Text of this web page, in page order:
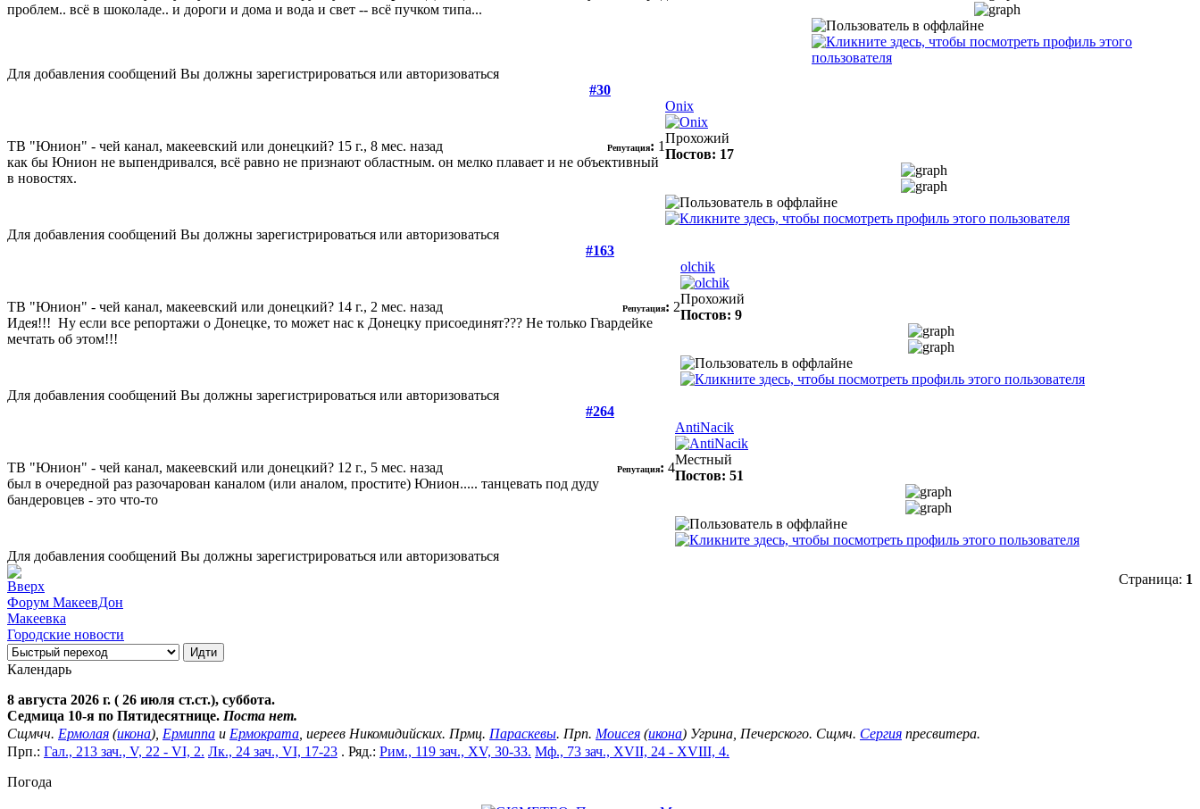
проблем.. всё в шоколаде.. и дороги и дома и вода и свет -- всё пучком типа...
Для добавления сообщений Вы должны зарегистрироваться или авторизоваться
#30
ТВ "Юнион" - чей канал, макеевский или донецкий? 15 г., 8 мес. назад Репутация: 1
как бы Юнион не выпендривался, всё равно не признают областным. он мелко плавает и не объективный
в новостях.
Onix
Прохожий
Постов: 17
Для добавления сообщений Вы должны зарегистрироваться или авторизоваться
#163
ТВ "Юнион" - чей канал, макеевский или донецкий? 14 г., 2 мес. назад Репутация: 2
Идея!!! Ну если все репортажи о Донецке, то может нас к Донецку присоединят??? Не только Гвардейке
мечтать об этом!!!
olchik
Прохожий
Постов: 9
Для добавления сообщений Вы должны зарегистрироваться или авторизоваться
#264
ТВ "Юнион" - чей канал, макеевский или донецкий? 12 г., 5 мес. назад Репутация: 4
был в очередной раз разочарован каналом (или аналом, простите) Юнион..... танцевать под дуду
бандеровцев - это что-то
AntiNacik
Местный
Постов: 51
Для добавления сообщений Вы должны зарегистрироваться или авторизоваться
Страница: 1
Форум МакеевДон
Макеевка
Городские новости
Календарь
8 августа 2026 г. ( 26 июля ст.ст.), суббота.
Седмица 10-я по Пятидесятнице. Поста нет.
Сщмчч. Ермолая (икона), Ермиппа и Ермократа , иереев Никомидийских. Прмц. Параскевы. Прп. Моисея (икона) Угрина, Печерского. Сщмч. Сергия пресвитера.
Прп.: Гал., 213 зач., V, 22 - VI, 2. Лк., 24 зач., VI, 17-23 . Ряд.: Рим., 119 зач., XV, 30-33. Мф., 73 зач., XVII, 24 - XVIII, 4.
Погода